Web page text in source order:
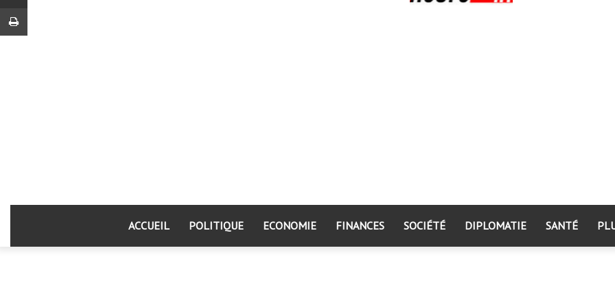
ACCUEIL POLITIQUE ECONOMIE FINANCES SOCIÉTÉ DIPLOMATIE SANTÉ